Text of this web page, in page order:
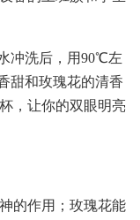
冲洗后，用90℃左
甜和玫瑰花的清香
，让你的双眼明亮
的作用；玫瑰花能